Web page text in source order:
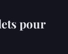
pour